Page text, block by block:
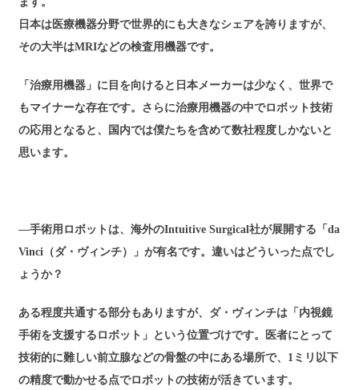
日本は医療機器分野で世界的にも大きなシェアを誇りますが、
その大半はMRIなどの検査用機器です。
「治療用機器」に目を向けると日本メーカーは少なく、世界で
もマイナーな存在です。さらに治療用機器の中でロボット技術
の応用となると、国内では僕たちを含めて数社程度しかないと
思います。
―手術用ロボットは、海外のIntuitive Surgical社が展開する「da
Vinci（ダ・ヴィンチ）」が有名です。違いはどういった点でし
ょうか？
ある程度共通する部分もありますが、ダ・ヴィンチは「内視鏡
手術を支援するロボット」という位置づけです。医者にとって
技術的に難しい前立腺などの骨盤の中にある場所で、1ミリ以下
の精度で動かせる点でロボットの技術が活きています。